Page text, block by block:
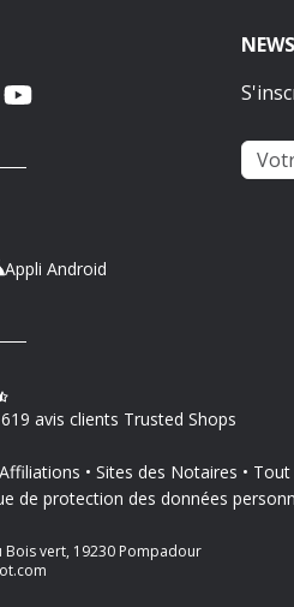
YouTube
Appli Android
avis clients Trusted Shops
Affiliations Sites des Notaires
de protection des données
Bois vert, 19230 Pompadour